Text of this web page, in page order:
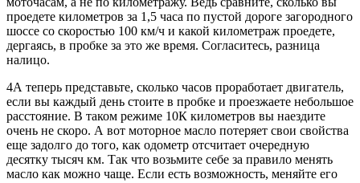
проедете километров за 1,5 часа по пустой дороге загородного
шоссе со скоростью 100 км/ч и какой километраж проедете,
дергаясь, в пробке за это же время. Согласитесь, разница
налицо.
4А теперь представьте, сколько часов проработает двигатель,
если вы каждый день стоите в пробке и проезжаете небольшое
расстояние. В таком режиме 10К километров вы наездите
очень не скоро. А вот моторное масло потеряет свои свойства
еще задолго до того, как одометр отсчитает очередную
десятку тысяч км. Так что возьмите себе за правило менять
масло как можно чаще. Если есть возможность, меняйте его